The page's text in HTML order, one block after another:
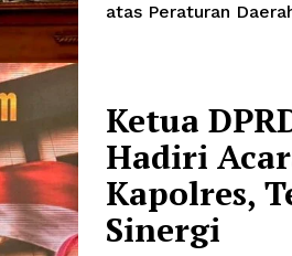
atas Peraturan
Ketua
Hadiri
Kapolres,
Sinergi